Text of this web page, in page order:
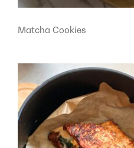
Matcha Cookies